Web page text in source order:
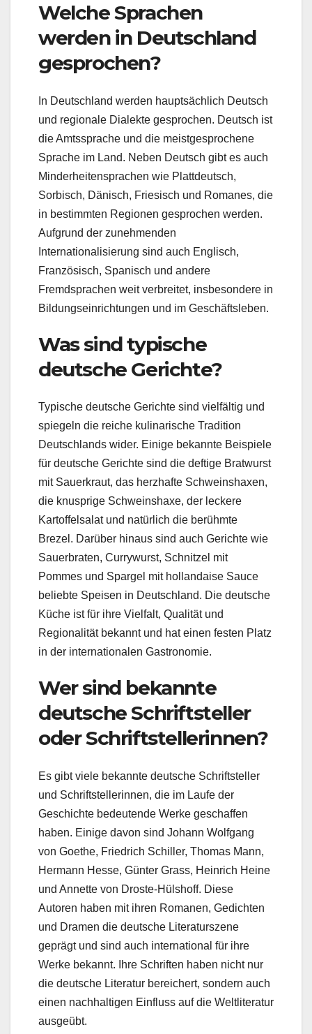
Welche Sprachen
werden in Deutschland
gesprochen?
In Deutschland werden hauptsächlich Deutsch
und regionale Dialekte gesprochen. Deutsch ist
die Amtssprache und die meistgesprochene
Sprache im Land. Neben Deutsch gibt es auch
Minderheitensprachen wie Plattdeutsch,
Sorbisch, Dänisch, Friesisch und Romanes, die
in bestimmten Regionen gesprochen werden.
Aufgrund der zunehmenden
Internationalisierung sind auch Englisch,
Französisch, Spanisch und andere
Fremdsprachen weit verbreitet, insbesondere in
Bildungseinrichtungen und im Geschäftsleben.
Was sind typische
deutsche Gerichte?
Typische deutsche Gerichte sind vielfältig und
spiegeln die reiche kulinarische Tradition
Deutschlands wider. Einige bekannte Beispiele
für deutsche Gerichte sind die deftige Bratwurst
mit Sauerkraut, das herzhafte Schweinshaxen,
die knusprige Schweinshaxe, der leckere
Kartoffelsalat und natürlich die berühmte
Brezel. Darüber hinaus sind auch Gerichte wie
Sauerbraten, Currywurst, Schnitzel mit
Pommes und Spargel mit hollandaise Sauce
beliebte Speisen in Deutschland. Die deutsche
Küche ist für ihre Vielfalt, Qualität und
Regionalität bekannt und hat einen festen Platz
in der internationalen Gastronomie.
Wer sind bekannte
deutsche Schriftsteller
oder Schriftstellerinnen?
Es gibt viele bekannte deutsche Schriftsteller
und Schriftstellerinnen, die im Laufe der
Geschichte bedeutende Werke geschaffen
haben. Einige davon sind Johann Wolfgang
von Goethe, Friedrich Schiller, Thomas Mann,
Hermann Hesse, Günter Grass, Heinrich Heine
und Annette von Droste-Hülshoff. Diese
Autoren haben mit ihren Romanen, Gedichten
und Dramen die deutsche Literaturszene
geprägt und sind auch international für ihre
Werke bekannt. Ihre Schriften haben nicht nur
die deutsche Literatur bereichert, sondern auch
einen nachhaltigen Einfluss auf die Weltliteratur
ausgeübt.